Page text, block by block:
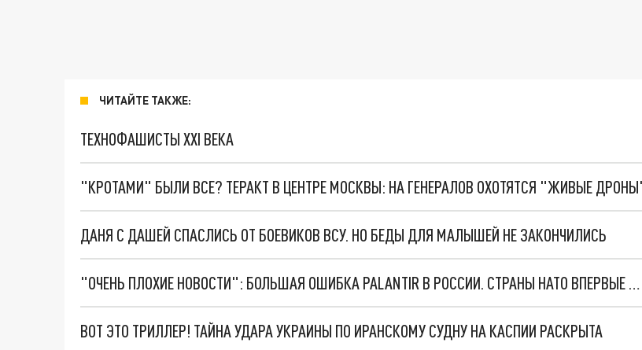
ЧИТАЙТЕ ТАКЖЕ:
ТЕХНОФАШИСТЫ XXI ВЕКА
"КРОТАМИ" БЫЛИ ВСЕ? ТЕРАКТ В ЦЕНТРЕ МОСКВЫ: НА ГЕНЕРАЛОВ ОХОТЯТСЯ "ЖИВЫЕ
ДАНЯ С ДАШЕЙ СПАСЛИСЬ ОТ БОЕВИКОВ ВСУ. НО БЕДЫ ДЛЯ МАЛЫШЕЙ НЕ ЗАКОНЧИЛИСЬ
"ОЧЕНЬ ПЛОХИЕ НОВОСТИ": БОЛЬШАЯ ОШИБКА PALANTIR В РОССИИ. СТРАНЫ НАТО ВПЕРВЫЕ ЗА СВО ОСТАНОВИЛИ ПОСТАВКИ ОРУЖИЯ. ВСУ ТЕРЯЮТ ПРИГРАНИЧЬЕ?
ВОТ ЭТО ТРИЛЛЕР! ТАЙНА УДАРА УКРАИНЫ ПО ИРАНСКОМУ СУДНУ НА КАСПИИ РАСКРЫТА